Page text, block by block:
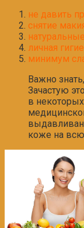
не давить
снятие
личная
минимум
Важно
Зачастую
в
коже на